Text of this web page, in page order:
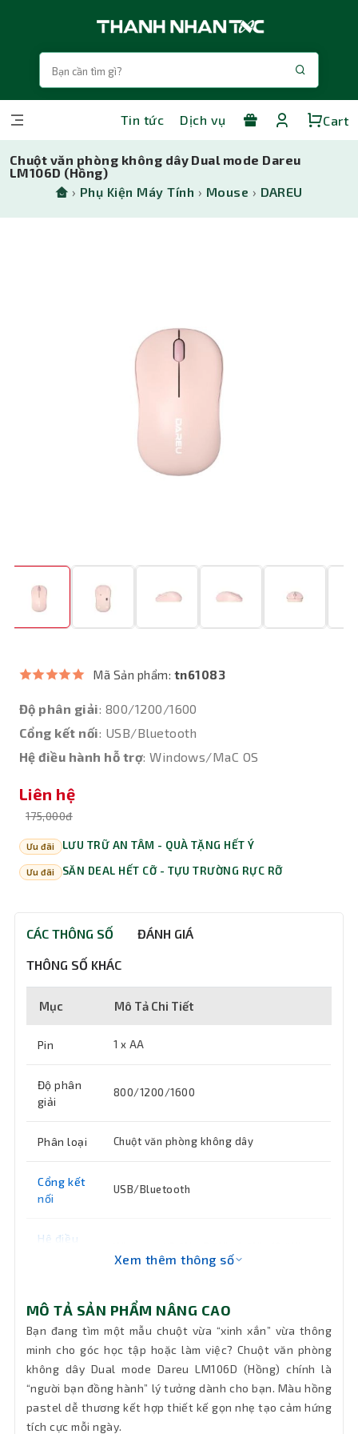
Tin tức Dịch vụ Cart
Chuột văn phòng không dây Dual mode Dareu
LM106D (Hồng)
› Phụ Kiện Máy Tính › Mouse › DAREU
Mã Sản phẩm: tn61083
Độ phân giải: 800/1200/1600
Cổng kết nối: USB/Bluetooth
Hệ điều hành hỗ trợ: Windows/MaC OS
Liên hệ
175,000đ
Ưu đãi LƯU TRỮ AN TÂM - QUÀ TẶNG HẾT Ý
Ưu đãi SĂN DEAL HẾT CỠ - TỰU TRƯỜNG RỰC RỠ
CÁC THÔNG SỐ ĐÁNH GIÁ
THÔNG SỐ KHÁC
Mục Mô Tả Chi Tiết
Pin 1 x AA
Độ phân
giải
800/1200/1600
Phân loại Chuột văn phòng không dây
Cổng kết
nối
USB/Bluetooth
Hệ điều
11/MaC OS/Android
Button
(nút)
Đang cập nhật
Màu sắc Hồng
Chiều dài
dây
Không dây
Xem thêm thông số
MÔ TẢ SẢN PHẨM NÂNG CAO
Bạn đang tìm một mẫu chuột vừa “xinh xắn” vừa thông
minh cho góc học tập hoặc làm việc? Chuột văn phòng
không dây Dual mode Dareu LM106D (Hồng) chính là
“người bạn đồng hành” lý tưởng dành cho bạn. Màu hồng
pastel dễ thương kết hợp thiết kế gọn nhẹ tạo cảm hứng
tích cực mỗi ngày.